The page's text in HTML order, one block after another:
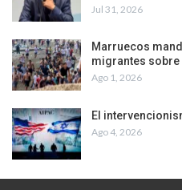
Jul 31, 2026
Marruecos
migrantes sobre
Ago 1, 2026
El
Ago 4, 2026